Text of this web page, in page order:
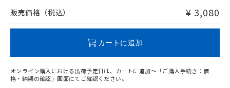
問い合わせください。
販売価格（税込） ¥ 3,080
カートに追加
オンライン購入における出荷予定日は、カートに追加～「ご購入手続き：価
格・納期の確認」画面にてご確認ください。